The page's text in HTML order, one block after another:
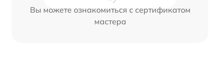
Вы можете ознакомиться с сертификатом
мастера